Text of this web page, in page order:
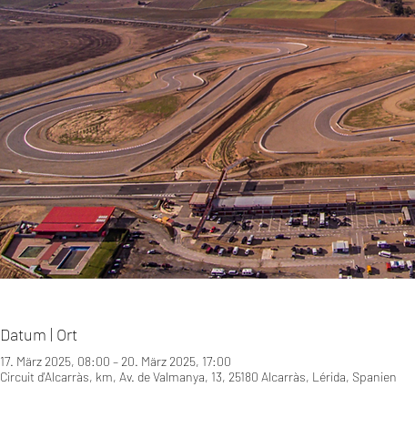
Datum | Ort
17. März 2025, 08:00 – 20. März 2025, 17:00
Circuit d'Alcarràs, km, Av. de Valmanya, 13, 25180 Alcarràs, Lérida, Spanien